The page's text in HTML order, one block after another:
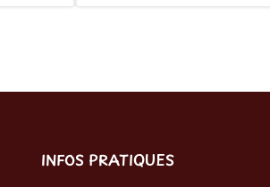
INFOS PRATIQUES